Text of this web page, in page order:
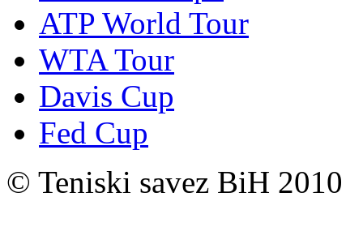
ATP World Tour
WTA Tour
Davis Cup
Fed Cup
© Teniski savez BiH 2010